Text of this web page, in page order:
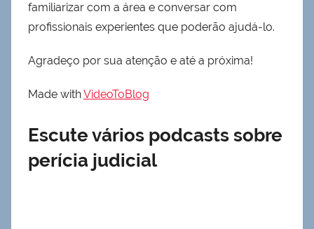
familiarizar com a área e conversar com
profissionais experientes que poderão ajudá-lo.
Agradeço por sua atenção e até a próxima!
Made withVideoToBlog
Escute vários podcasts sobre
perícia judicial